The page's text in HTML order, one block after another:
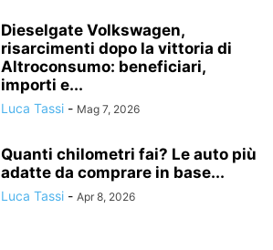
Dieselgate Volkswagen,
risarcimenti dopo la vittoria di
Altroconsumo: beneficiari,
importi e...
Luca Tassi - Mag 7, 2026
Quanti chilometri fai? Le auto più
adatte da comprare in base...
Luca Tassi - Apr 8, 2026